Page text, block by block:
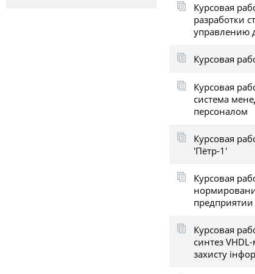
Курсовая
разработки
управлению
Курсовая
Курсовая
система
персоналом
Курсовая
'Пётр-1'
Курсовая
предприятии
Курсовая
синтез
захисту